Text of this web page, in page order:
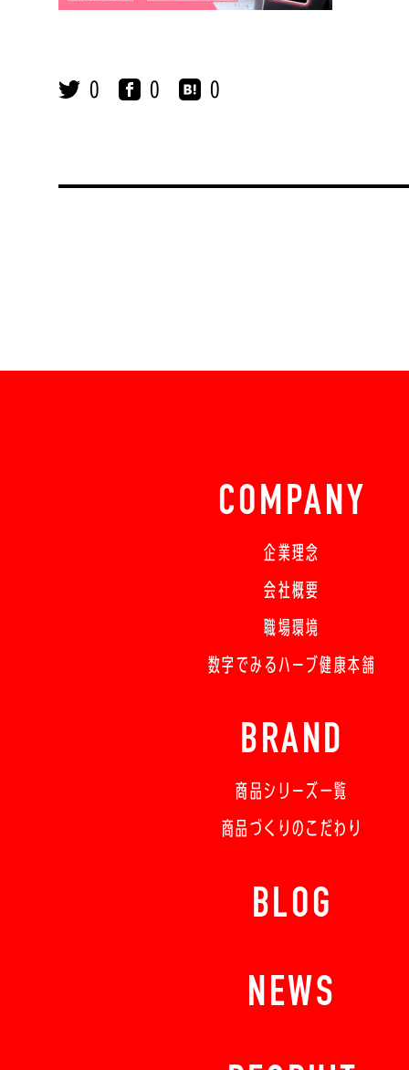
0 0 0
COMPANY
企業理念
会社概要
職場環境
数字でみるハーブ健康本舗
BRAND
商品シリーズ一覧
商品づくりのこだわり
BLOG
NEWS